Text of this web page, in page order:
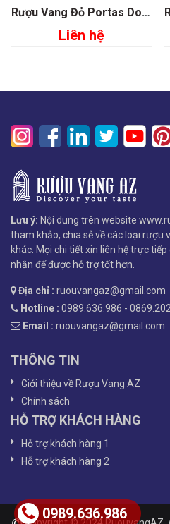
Rượu Vang Đỏ Portas Do Oriente
Liên hệ
Lưu ý: Nội dung trên website
tham khảo, chia sẻ về các loại rượu
khác. Mọi chi tiết xin liên hệ trực
nhắn để được hỗ trợ tốt hơn.
Địa chỉ : ruouvangaz@gmail.com
Hotline : 0989.636.986 -
Email : ruouvangaz@gmail.com
THÔNG TIN
Giới thiệu về Rượu Vang AZ
Chính sách
HỖ TRỢ KHÁCH HÀNG
Hỗ trợ khách hàng 1
Hỗ trợ khách hàng 2
0989.636.986